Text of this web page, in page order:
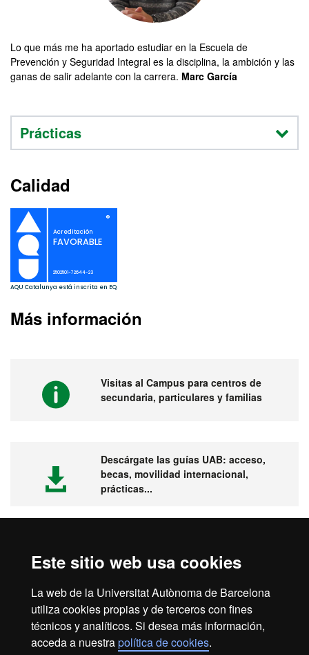
Este sitio web usa cookies
La web de la Universitat Autònoma de Barcelona
utiliza cookies propias y de terceros con fines
técnicos y analíticos. Si desea más información,
acceda a nuestrapolítica de cookies.
Lo que más me ha aportado estudiar en la Escuela de
Prevención y Seguridad Integral es la disciplina, la ambición y las
ganas de salir adelante con la carrera. Marc García
Prácticas
Calidad
Más información
Visitas al Campus para centros de
secundaria, particulares y familias
Descárgate las guías UAB: acceso,
becas, movilidad internacional,
prácticas...
Visita la UAB